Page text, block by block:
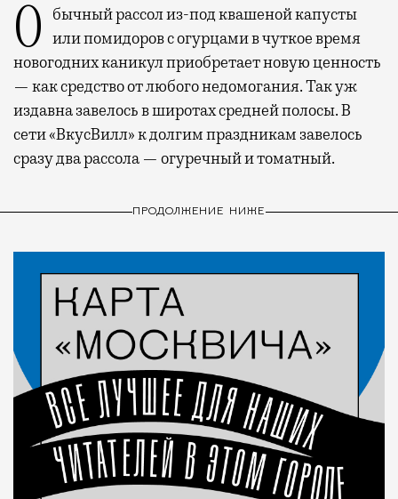
Обычный рассол из-под квашеной капусты или помидоров с огурцами в чуткое время
новогодних каникул приобретает новую ценность
— как средство от любого недомогания. Так уж
издавна завелось в широтах средней полосы. В
сети «ВкусВилл» к долгим праздникам завелось
сразу два рассола — огуречный и томатный.
ПРОДОЛЖЕНИЕ НИЖЕ